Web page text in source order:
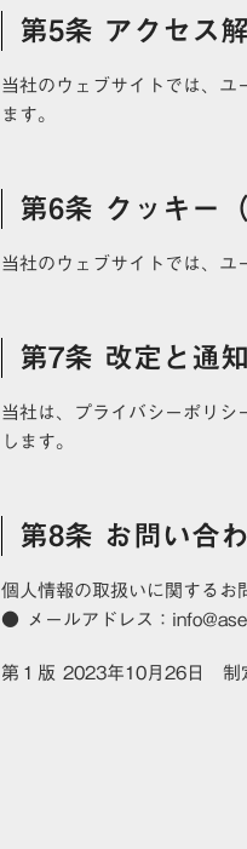
第5条 アクセス
当社のウェブサイトでは、
ます。
第6条 クッキー
当社のウェブサイトでは、
第7条 改定と通知
当社は、プライバシーポリ
します。
第8条 お問い合
個人情報の取扱いに関するお
● メールアドレス：
第１版 2023年10月26日 制